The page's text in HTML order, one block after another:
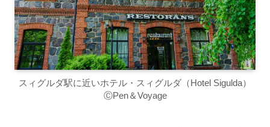
スィグルダ駅に近いホテル・スィグルダ（Hotel Sigulda）
ⒸPen＆Voyage